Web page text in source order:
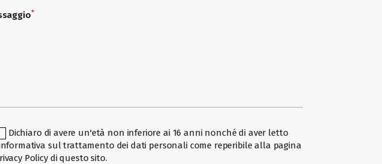
*
Dichiaro di avere un'età non inferiore ai 16 anni nonché di aver letto
sul trattamento dei dati personali come reperibile alla pagina
Policydi questo sito.